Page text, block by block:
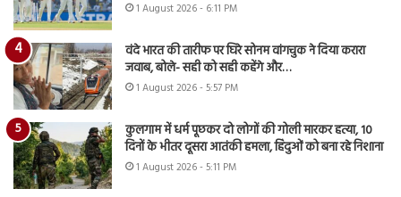
1 August 2026 - 6:11 PM
वंदे भारत की तारीफ पर घिरे सोनम वांगचुक ने दिया करारा
जवाब, बोले- सही को सही कहेंगे और…
1 August 2026 - 5:57 PM
कुलगाम में धर्म पूछकर दो लोगों की गोली मारकर हत्या, 10
दिनों के भीतर दूसरा आतंकी हमला, हिंदुओं को बना रहे निशाना
1 August 2026 - 5:11 PM